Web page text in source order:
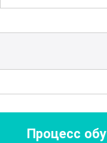
смогут
Процесс